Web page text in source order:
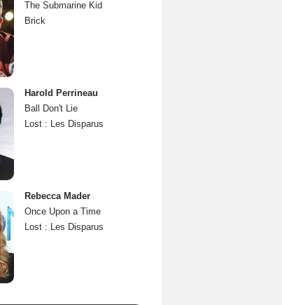
The Submarine Kid
Brick
Harold Perrineau
Ball Don't Lie
Lost : Les Disparus
Rebecca Mader
Once Upon a Time
Lost : Les Disparus